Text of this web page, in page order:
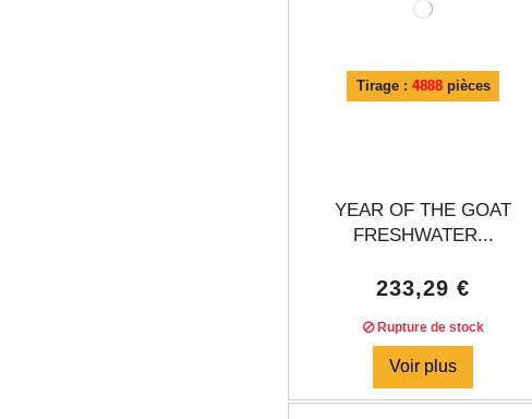
Tirage : 4888pièces
YEAR OF THE GOAT
FRESHWATER...
233,29 €
Rupture de stock
Voir plus